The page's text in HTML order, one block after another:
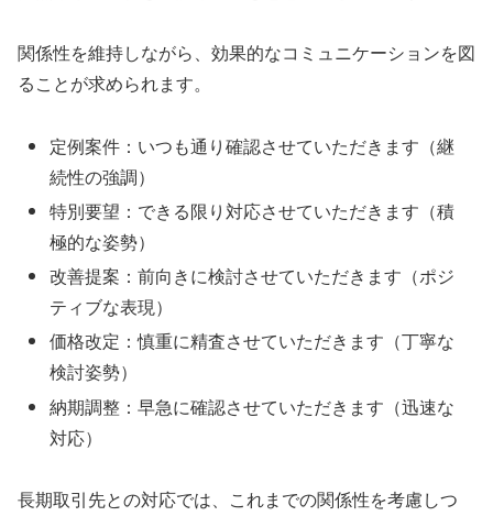
関係性を維持しながら、効果的なコミュニケーションを図
ることが求められます。
定例案件：いつも通り確認させていただきます（継
続性の強調）
特別要望：できる限り対応させていただきます（積
極的な姿勢）
改善提案：前向きに検討させていただきます（ポジ
ティブな表現）
価格改定：慎重に精査させていただきます（丁寧な
検討姿勢）
納期調整：早急に確認させていただきます（迅速な
対応）
長期取引先との対応では、これまでの関係性を考慮しつ